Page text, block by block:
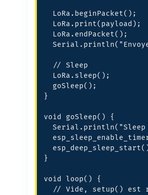
  LoRa.beginPacket();
  LoRa.print(payload);
  LoRa.endPacket();
  // Sleep
  LoRa.sleep();
  goSleep();
}
void goSleep() {
}
void loop() {
// Vide, setup() est